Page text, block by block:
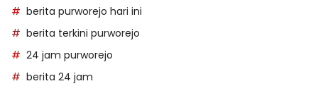
berita purworejo hari ini
berita terkini purworejo
24 jam purworejo
berita 24 jam